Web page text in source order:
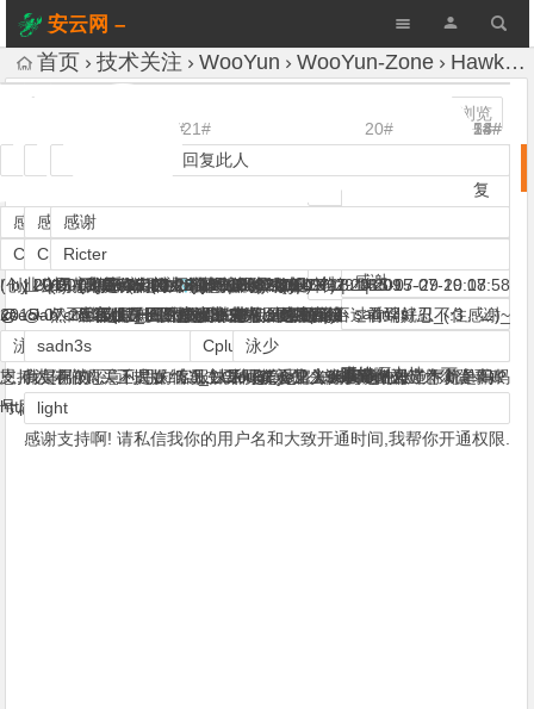
安云网 –
AnYun.ORG
首页 技术关注 WooYun WooYun-Zone HawkEye鹰眼系统正式发布 (WOOYUN)
HawkEye鹰眼系统正式发布 (WOOYUN)
1,325 次浏览
回复此人
感谢
popok
(我是你们的大爷)‮(宗祖的们你是我)
|
2015-07-28 14:54
客服妹子图片放出来先，图片直接决定我们打赏的次数。
2#
复
感谢
尘埃
瞄~~~
(十根阳具有长短!!)
|2015-07-28 15:14
擦擦擦 直接wb买cloudeye吧
回复此人
感谢
_Thorns
(创业公司招聘系统运维、软件逆向、数据可视化攻城狮。)
|
2015-07-28 15:17
啊哈哈0 0，CloudEye我还没怎么用过。
5#
复
感谢
null_z
真棒，支持一下。
回复此人
Jumbo
(www.chinabaiker.com)
|2015-07-28 15:29
客服妹子图片放出来先，图片直接决定我们打赏的次数。
回复此人
感谢
popok
(我是你们的大爷)‮(宗祖的们你是我)
|
2015-07-28 15:35
里面的题目玩的很嗨皮啊，哈哈
(drops)
|2015-07-28 15:37
也是醉了~
回复此人
prolog
(事了拂衣去，不收一分钱)
|2015-07-28 15:37
客服妹子图片放出来先，图片直接决定我们打赏的次数。
回复此人
感谢
CplusHua
| 2015-07-28 15:50
@
xsser
支持大佬们购买正式版.....^_^ CloudEye官方购买地址:
http://www.wooyun.org/market/260
纷纭
(:-))
|2015-07-28 16:25
by U神) |2015-07-28 17:15
sqli7_b95cf5af3a5fbeca02564bffc63e92e5/index.php?
script%3E
13#
复
感谢
乐乐、
不错啊！！！！！！
14#
复
感谢
sadn3s
顶
回复此人
感谢
CplusHua
| 2015-07-29 09:10
@
泳少
恩,确实有被恶意利用的情况,以后可能会加上session校验,必须登录账
号后才能访问题目.
|2015-07-29 09:17
@
CplusHua
客服妹子呢？看见头像萌萌的难道你就是吗？
(生于理想，死于欲望)
|2015-07-29 10:08
最喜欢看大牛们造各种平台，看到就忍不住感谢~
18#
回复此人
感谢
CplusHua
|2015-07-29 11:22
@
sadn3s
我是男的......不是妹纸............ @
light
感谢支持啊! 请私信我你的用户名和大致开通时间,我帮你开通权限.
(此号被射！by U神)
|2015-07-29 17:58
@
CplusHua
最主要别输入什么就返回什么
20#
|2015-07-29 18:09
@
泳少
神马意思? XSS问题? 做了下简单编码
21#
回复此人
感谢
Ricter
(勿忘初心 (๑`･ᴗ･´๑)
|2015-07-29 18:14
然而我这里有写的开源的类似的东西，不过前端好丑_(:3」∠)_